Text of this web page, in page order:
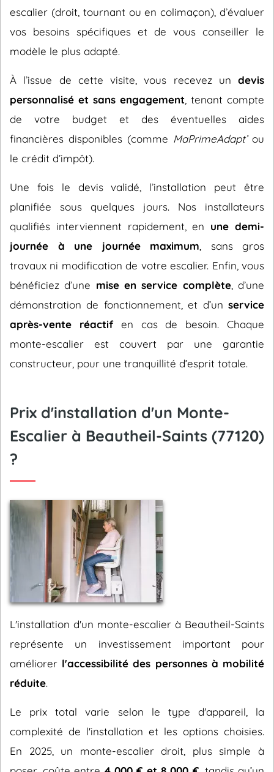
escalier (droit, tournant ou en colimaçon), d’évaluer
vos besoins spécifiques et de vous conseiller le
modèle le plus adapté.
À l’issue de cette visite, vous recevez un devis
personnalisé et sans engagement , tenant compte
de votre budget et des éventuelles aides
financières disponibles (comme MaPrimeAdapt’ou
le crédit d’impôt).
Une fois le devis validé, l’installation peut être
planifiée sous quelques jours. Nos installateurs
qualifiés interviennent rapidement, en une demi-
journée à une journée maximum , sans gros
travaux ni modification de votre escalier. Enfin, vous
bénéficiez d’une mise en service complète, d’une
démonstration de fonctionnement, et d’un service
après-vente réactifen cas de besoin. Chaque
monte-escalier est couvert par une garantie
constructeur, pour une tranquillité d’esprit totale.
Prix d'installation d'un Monte-
Escalier à Beautheil-Saints (77120)
?
L'installation d'un monte-escalier à Beautheil-Saints
représente un investissement important pour
améliorer l'accessibilité des personnes à mobilité
réduite.
Le prix total varie selon le type d'appareil, la
complexité de l'installation et les options choisies.
En 2025, un monte-escalier droit, plus simple à